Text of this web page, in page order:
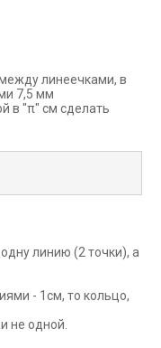
линеечками, в
7,5 мм
в "π" см сделать
линию (2 точки), а
- 1см, то кольцо,
не одной.